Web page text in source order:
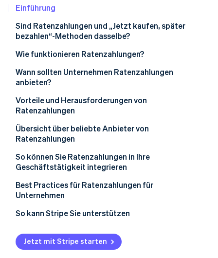
Start-up-Gründung
Climate
CO₂-Entnahme
Online-Identitätsprüfung
Stripe-Sessions 2026
Erfahren Sie, wie Stripe Lösungen für die
Partner
Stripe App-Marktplatz
Einführung
Sind Ratenzahlungen und „Jetzt kaufen, später
bezahlen“-Methoden dasselbe?
Wie funktionieren Ratenzahlungen?
Schritt-für-Schritt-Anleitung
Wann sollten Unternehmen Ratenzahlungen
anbieten?
Vorteile und Herausforderungen von
Ratenzahlungen
Vorteile
Herausforderungen
Übersicht über beliebte Anbieter von
Ratenzahlungen
So können Sie Ratenzahlungen in Ihre
Geschäftstätigkeit integrieren
Best Practices für Ratenzahlungen für
Unternehmen
So kann Stripe Sie unterstützen
Jetzt mit Stripe starten